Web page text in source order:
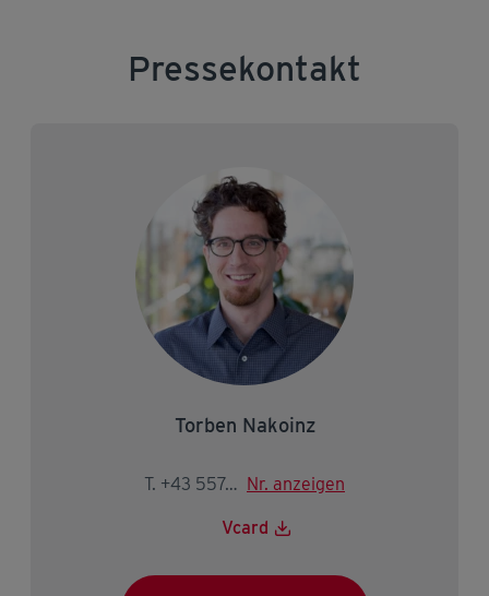
Pressekontakt
Torben Nakoinz
T. +43 5574 403-2146 Nr. anzeigen
Vcard